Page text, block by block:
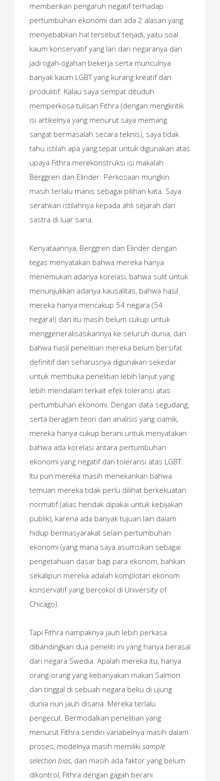
memberikan pengaruh negatif terhadap
pertumbuhan ekonomi dan ada 2 alasan yang
menyebabkan hal tersebut terjadi, yaitu soal
kaum konservatif yang lari dari negaranya dan
jadi ogah-ogahan bekerja serta munculnya
banyak kaum LGBT yang kurang kreatif dan
produktif. Kalau saya sempat dituduh
memperkosa tulisan Fithra (dengan mengkritik
isi artikelnya yang menurut saya memang
sangat bermasalah secara teknis), saya tidak
tahu istilah apa yang tepat untuk digunakan atas
upaya Fithra merekonstruksi isi makalah
Berggren dan Elinder. Perkosaan mungkin
masih terlalu manis sebagai pilihan kata. Saya
serahkan istilahnya kepada ahli sejarah dan
sastra di luar sana.
Kenyataannya, Berggren dan Elinder dengan
tegas menyatakan bahwa mereka hanya
menemukan adanya korelasi, bahwa sulit untuk
menunjukkan adanya kausalitas, bahwa hasil
mereka hanya mencakup 54 negara (54
negara!) dan itu masih belum cukup untuk
menggeneralisasikannya ke seluruh dunia, dan
bahwa hasil penelitian mereka belum bersifat
definitif dan seharusnya digunakan sekedar
untuk membuka penelitian lebih lanjut yang
lebih mendalam terkait efek toleransi atas
pertumbuhan ekonomi. Dengan data segudang,
serta beragam teori dan analisis yang ciamik,
mereka hanya cukup berani untuk menyatakan
bahwa ada korelasi antara pertumbuhan
ekonomi yang negatif dan toleransi atas LGBT.
Itu pun mereka masih menekankan bahwa
temuan mereka tidak perlu dilihat berkekuatan
normatif (alias hendak dipakai untuk kebijakan
publik), karena ada banyak tujuan lain dalam
hidup bermasyarakat selain pertumbuhan
ekonomi (yang mana saya asumsikan sebagai
pengetahuan dasar bagi para ekonom, bahkan
sekalipun mereka adalah komplotan ekonom
konservatif yang bercokol di University of
Chicago).
Tapi Fithra nampaknya jauh lebih perkasa
dibandingkan dua peneliti ini yang hanya berasal
dari negara Swedia. Apalah mereka itu, hanya
orang-orang yang kebanyakan makan Salmon
dan tinggal di sebuah negara beku di ujung
dunia nun jauh disana. Mereka terlalu
pengecut. Bermodalkan penelitian yang
menurut Fithra sendiri variabelnya masih dalam
proses, modelnya masih memiliki sample
selection bias, dan masih ada faktor yang belum
dikontrol, Fithra dengan gagah berani